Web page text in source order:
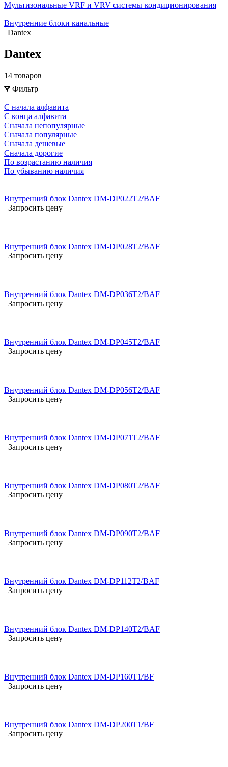
Мультизональные VRF и VRV системы кондиционирования
Внутренние блоки канальные
Dantex
Dantex
14 товаров
Фильтр
С начала алфавита
С конца алфавита
Сначала непопулярные
Сначала популярные
Сначала дешевые
Сначала дорогие
По возрастанию наличия
По убыванию наличия
Внутренний блок Dantex DM-DP022T2/BAF
Запросить цену
Внутренний блок Dantex DM-DP028T2/BAF
Запросить цену
Внутренний блок Dantex DM-DP036T2/BAF
Запросить цену
Внутренний блок Dantex DM-DP045T2/BAF
Запросить цену
Внутренний блок Dantex DM-DP056T2/BAF
Запросить цену
Внутренний блок Dantex DM-DP071T2/BAF
Запросить цену
Внутренний блок Dantex DM-DP080T2/BAF
Запросить цену
Внутренний блок Dantex DM-DP090T2/BAF
Запросить цену
Внутренний блок Dantex DM-DP112T2/BAF
Запросить цену
Внутренний блок Dantex DM-DP140T2/BAF
Запросить цену
Внутренний блок Dantex DM-DP160T1/BF
Запросить цену
Внутренний блок Dantex DM-DP200T1/BF
Запросить цену